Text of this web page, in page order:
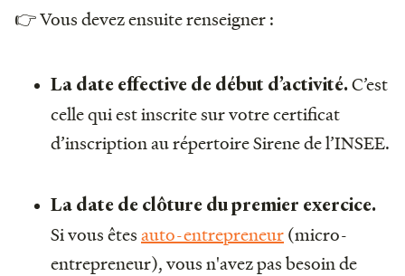
👉 Vous devez ensuite renseigner :
La date effective de début d’activité.C’est
celle qui est inscrite sur votre certificat
d’inscription au répertoire Sirene de l’INSEE.
La date de clôture du premier exercice.
Si vous êtesauto-entrepreneur(micro-
entrepreneur), vous n'avez pas besoin de